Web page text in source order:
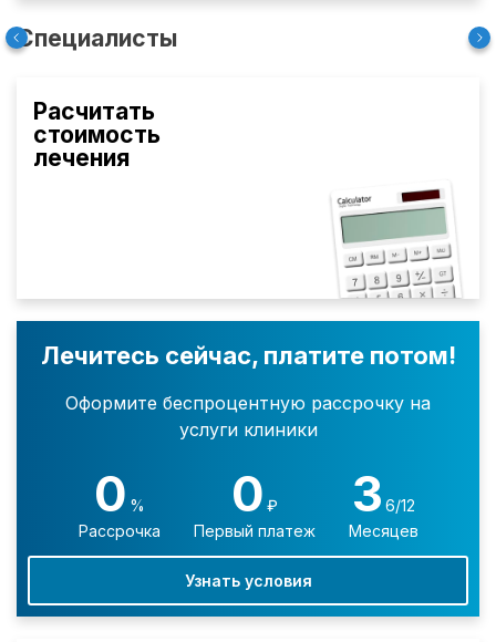
Специалисты
Расчитать
стоимость
лечения
Лечитесь сейчас, платите потом!
Оформите беспроцентную рассрочку на
услуги клиники
0 %
Рассрочка
0 ₽
Первый платеж
3 6/12
Месяцев
Узнать условия